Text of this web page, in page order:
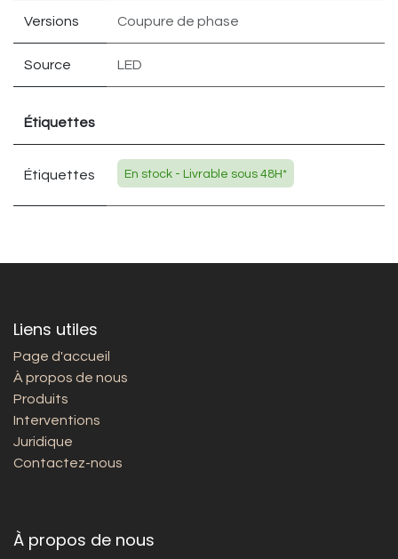
Versions Coupure de phase
Source LED
Étiquettes
Étiquettes En stock - Livrable sous 48H*
Liens utiles
Page d'accueil
À propos de nous
Produits
Interventions
Juridique
Contactez-nous
À propos de nous